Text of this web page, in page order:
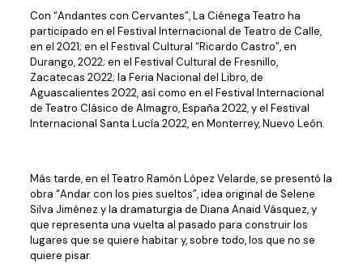
Con “Andantes con Cervantes”, La Ciénega Teatro ha
participado en el Festival Internacional de Teatro de Calle,
en el 2021; en el Festival Cultural “Ricardo Castro”, en
Durango, 2022; en el Festival Cultural de Fresnillo,
Zacatecas 2022; la Feria Nacional del Libro, de
Aguascalientes 2022, así como en el Festival Internacional
de Teatro Clásico de Almagro, España 2022, y el Festival
Internacional Santa Lucía 2022, en Monterrey, Nuevo León.
Más tarde, en el Teatro Ramón López Velarde, se presentó la
obra “Andar con los pies sueltos”, idea original de Selene
Silva Jiménez y la dramaturgia de Diana Anaid Vásquez, y
que representa una vuelta al pasado para construir los
lugares que se quiere habitar y, sobre todo, los que no se
quiere pisar.